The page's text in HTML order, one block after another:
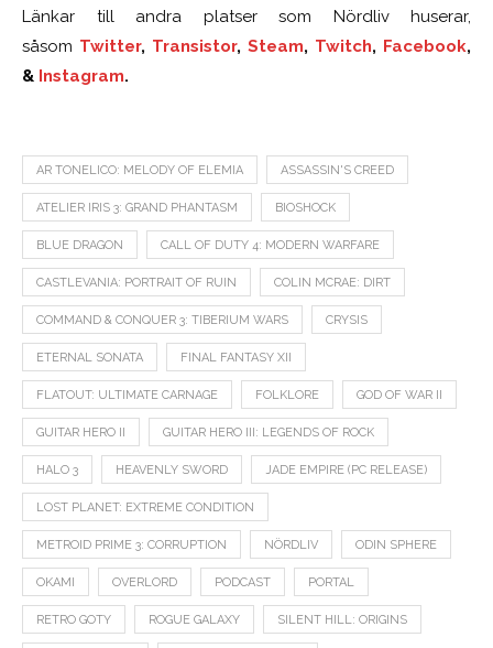
Länkar till andra platser som Nördliv huserar,
såsom Twitter, Transistor, Steam, Twitch, Facebook,
& Instagram.
AR TONELICO: MELODY OF ELEMIA ASSASSIN'S CREED
ATELIER IRIS 3: GRAND PHANTASM BIOSHOCK
BLUE DRAGON CALL OF DUTY 4: MODERN WARFARE
CASTLEVANIA: PORTRAIT OF RUIN COLIN MCRAE: DIRT
COMMAND & CONQUER 3: TIBERIUM WARS CRYSIS
ETERNAL SONATA FINAL FANTASY XII
FLATOUT: ULTIMATE CARNAGE FOLKLORE GOD OF WAR II
GUITAR HERO II GUITAR HERO III: LEGENDS OF ROCK
HALO 3 HEAVENLY SWORD JADE EMPIRE (PC RELEASE)
LOST PLANET: EXTREME CONDITION
METROID PRIME 3: CORRUPTION NÖRDLIV ODIN SPHERE
OKAMI OVERLORD PODCAST PORTAL
RETRO GOTY ROGUE GALAXY SILENT HILL: ORIGINS